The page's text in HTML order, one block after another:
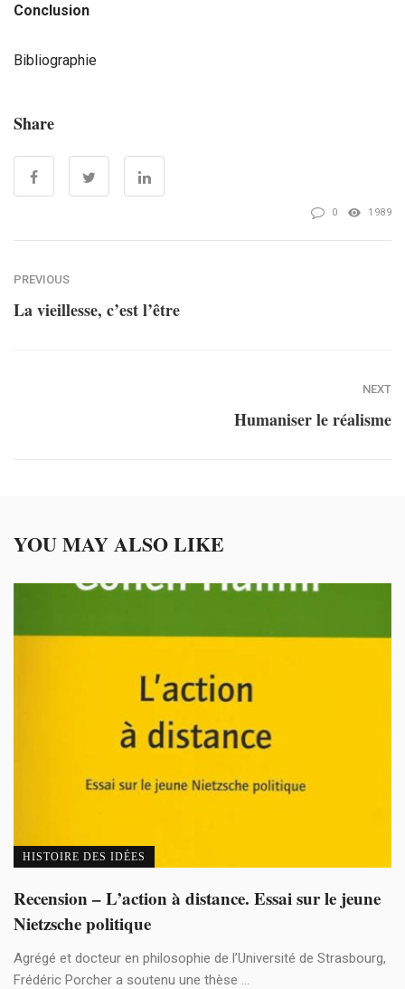
Conclusion
Bibliographie
Share
0 1989
PREVIOUS
La vieillesse, c’est l’être
NEXT
Humaniser le réalisme
YOU MAY ALSO LIKE
HISTOIRE DES IDÉES
Recension – L’action à distance. Essai sur le jeune
Nietzsche politique
Agrégé et docteur en philosophie de l’Université de Strasbourg,
Frédéric Porcher a soutenu une thèse ...